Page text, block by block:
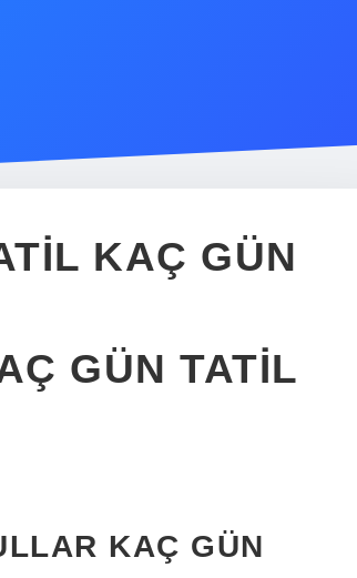
KAÇ GÜN
GÜN TATIL
KAÇ GÜN